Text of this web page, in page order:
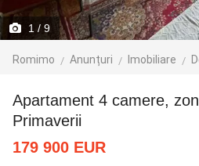
1 / 9
Romimo Anunțuri Imobiliare
Apartament 4 camere, zona Bulevardul
Primaverii
179 900 EUR